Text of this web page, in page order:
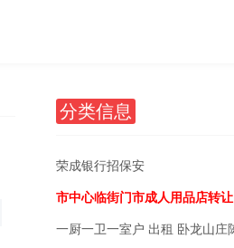
分类信息
荣成银行招保安
市中心临街门市成人用品店转让